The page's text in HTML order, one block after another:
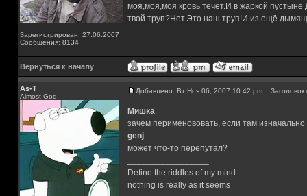
Зарегистрирован: 27.06.2007
Сообщения: 8134
моя,моя,моя кровь течёт.И в жаркой
твой труп?Нет.Это наш труп!И из ещё
Вернуться к началу
As-T
Almost God
Добавлено: Вт Ноя 06, 2007 10:42 pm Заголовок
Мишка
зачем перименововать, если там изначально
genj
может что-то перепутал?
Define the riddles of my mind
nothing is really as it seems